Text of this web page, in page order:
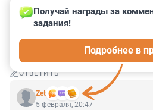
ОТВЕТИТЬ
Гость
Просыпаюсь я с утра, а
ОТВЕТИТЬ
Zet
Получай награды за
задания!
Подробнее в
5 февраля, 20:47